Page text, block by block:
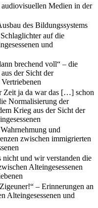
Medien in der
des Bildungssystems
auf die
und
brechend voll“ – die
der Sicht der
Zeit ja da war das […] schon
Normalisierung der
Krieg aus der Sicht der
und
zwischen immigrierten
nicht und wir verstanden die
Alteingesessenen
– Erinnerungen an
Alteingesessenen und